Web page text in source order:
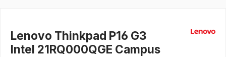
Lenovo Thinkpad P16 G3
Intel 21RQ000QGE Campus